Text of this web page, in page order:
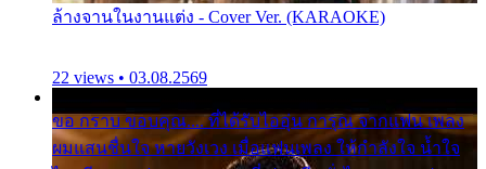
ล้างจานในงานแต่ง - Cover Ver. (KARAOKE)
22 views • 03.08.2569
ขอ กราบ ขอบคุณ.... ที่ได้รับไออุ่น การุณ จากแฟน เพลง
ผมแสนชื่นใจ หายวังเวง เมื่อแฟนเพลง ให้กำลังใจ น้ำใจ